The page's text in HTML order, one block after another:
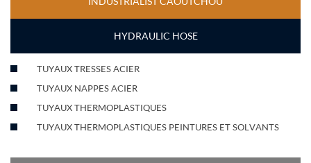
HYDRAULIC HOSE
TUYAUX TRESSES ACIER
TUYAUX NAPPES ACIER
TUYAUX THERMOPLASTIQUES
TUYAUX THERMOPLASTIQUES PEINTURES ET SOLVANTS